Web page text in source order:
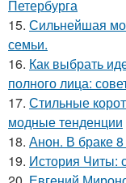
Петербурга
15. Сильнейшая
семьи.
16. Как выбрать
полного лица:
17. Стильные
модные тенденции
18. Анон. В браке 8
19. История Читы: